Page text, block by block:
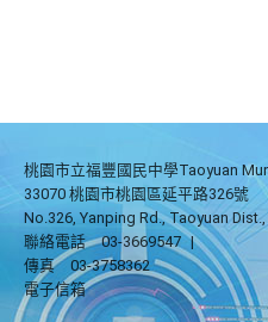
桃園市立福豐國民中學Taoyuan
33070 桃園市桃園區延平路326號
No.326, Yanping Rd., Taoyuan
聯絡電話
03-3669547 |
傳真
03-3758362
電子信箱